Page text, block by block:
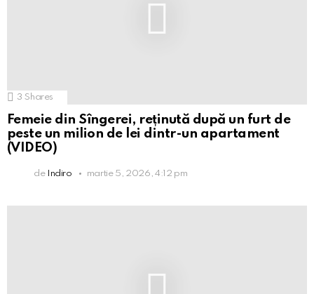
3 Shares
Femeie din Sîngerei, reținută după un furt de
peste un milion de lei dintr-un apartament
(VIDEO)
de Indiro martie 5, 2026, 4:12 pm